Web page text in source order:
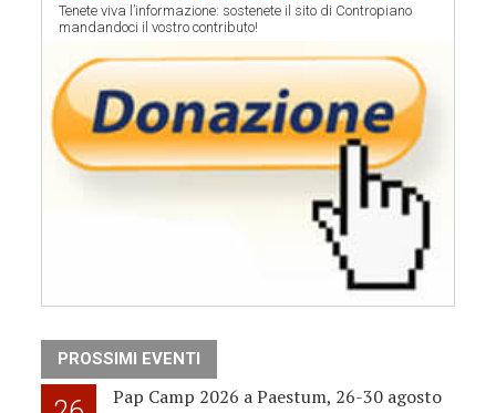
Tenete viva l’informazione: sostenete il sito di Contropiano
mandandoci il vostro contributo!
PROSSIMI EVENTI
Pap Camp 2026 a Paestum, 26-30 agosto